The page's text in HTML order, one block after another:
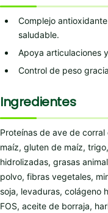
Complejo
saludable.
Apoya articulaciones
Control de peso
Ingredientes
Proteínas de ave de
maíz, gluten de maíz,
hidrolizadas, grasas
polvo, fibras vegetales,
soja, levaduras, colágeno
FOS, aceite de borraja,